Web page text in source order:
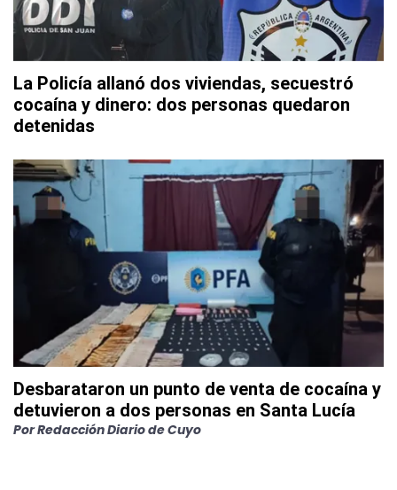
La Policía allanó dos viviendas, secuestró
cocaína y dinero: dos personas quedaron
detenidas
Desbarataron un punto de venta de cocaína y
detuvieron a dos personas en Santa Lucía
PorRedacción Diario de Cuyo